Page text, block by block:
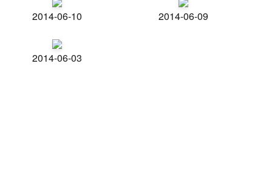
2014-06-10 2014-06-09
2014-06-03